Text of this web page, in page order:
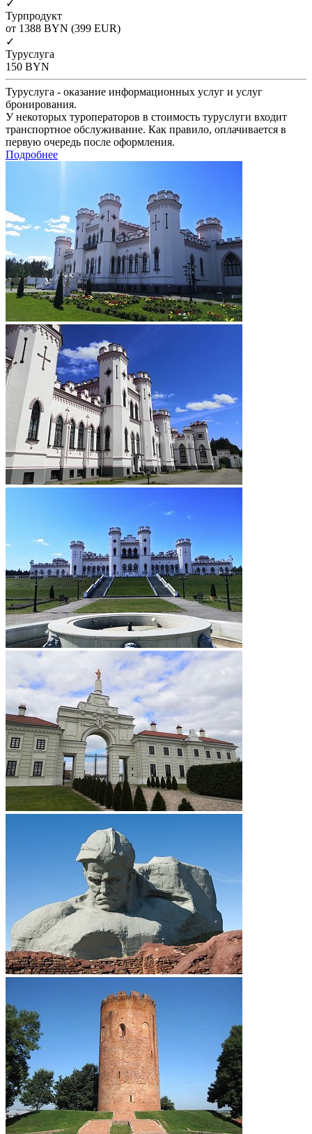
✓
Турпродукт
от 1388 BYN (399 EUR)
✓
Туруслуга
150 BYN
Туруслуга - оказание информационных услуг и услуг
бронирования.
У некоторых туроператоров в стоимость туруслуги входит
транспортное обслуживание. Как правило, оплачивается в
первую очередь после оформления.
Подробнее